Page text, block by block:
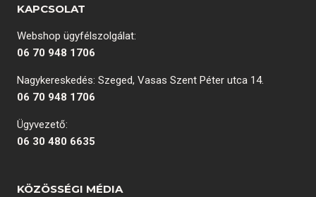
KAPCSOLAT
Webshop ügyfélszolgálat:
06 70 948 1706
Nagykereskedés: Szeged, Vasas Szent Péter utca 14.
06 70 948 1706
Ügyvezető:
06 30 480 6635
KÖZÖSSÉGI MÉDIA